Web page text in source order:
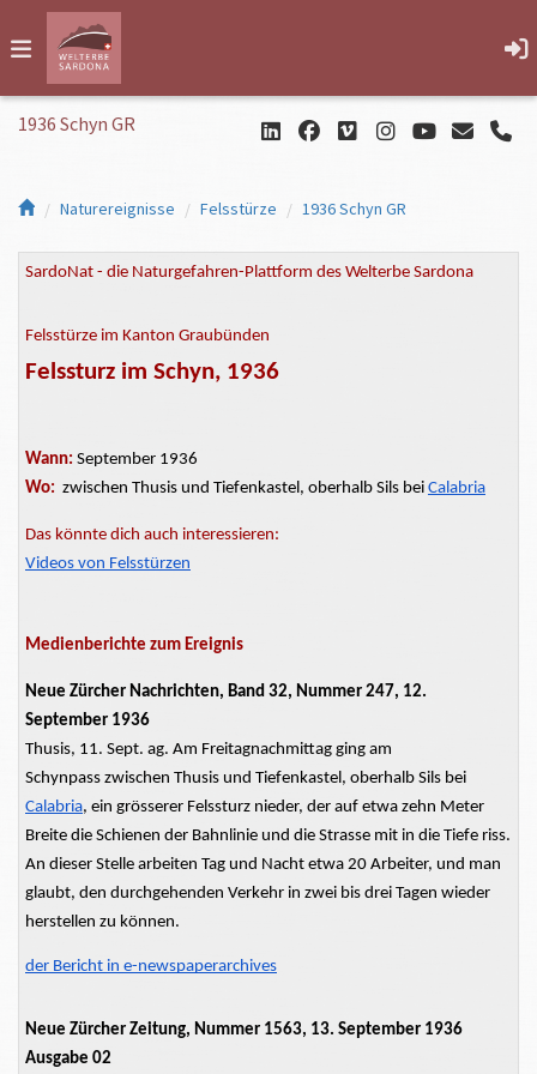
1936 Schyn GR
Naturereignisse Felsstürze 1936 Schyn GR
SardoNat - die Naturgefahren-Plattform des Welterbe Sardona
Felsstürze im Kanton Graubünden
Felssturz im Schyn, 1936
Wann: September 1936
Wo: zwischen Thusis und Tiefenkastel, oberhalb Sils bei Calabria
Das könnte dich auch interessieren:
Videos von Felsstürzen
Medienberichte zum Ereignis
Neue Zürcher Nachrichten, Band 32, Nummer 247, 12.
September 1936
Thusis, 11. Sept. ag. Am Freitagnachmittag ging am
Schynpass zwischen Thusis und Tiefenkastel, oberhalb Sils bei
Calabria, ein grösserer Felssturz nieder, der auf etwa zehn Meter
Breite die Schienen der Bahnlinie und die Strasse mit in die Tiefe riss.
An dieser Stelle arbeiten Tag und Nacht etwa 20 Arbeiter, und man
glaubt, den durchgehenden Verkehr in zwei bis drei Tagen wieder
herstellen zu können.
der Bericht in e-newspaperarchives
Neue Zürcher Zeitung, Nummer 1563, 13. September 1936
Ausgabe 02